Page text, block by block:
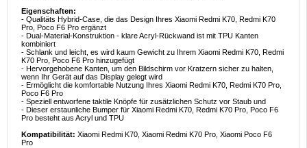
Eigenschaften:
- Qualitäts Hybrid-Case, die das Design Ihres Xiaomi Redmi K70, Redmi K70
Pro, Poco F6 Pro ergänzt
- Dual-Material-Konstruktion - klare Acryl-Rückwand ist mit TPU Kanten
kombiniert
- Schlank und leicht, es wird kaum Gewicht zu Ihrem Xiaomi Redmi K70, Redmi
K70 Pro, Poco F6 Pro hinzugefügt
- Hervorgehobene Kanten, um den Bildschirm vor Kratzern sicher zu halten,
wenn Ihr Gerät auf das Display gelegt wird
- Ermöglicht die komfortable Nutzung Ihres Xiaomi Redmi K70, Redmi K70 Pro,
Poco F6 Pro
- Speziell entworfene taktile Knöpfe für zusätzlichen Schutz vor Staub und
- Dieser erstaunliche Bumper für Xiaomi Redmi K70, Redmi K70 Pro, Poco F6
Pro besteht aus Acryl und TPU
Kompatibilität: Xiaomi Redmi K70, Xiaomi Redmi K70 Pro, Xiaomi Poco F6
Pro